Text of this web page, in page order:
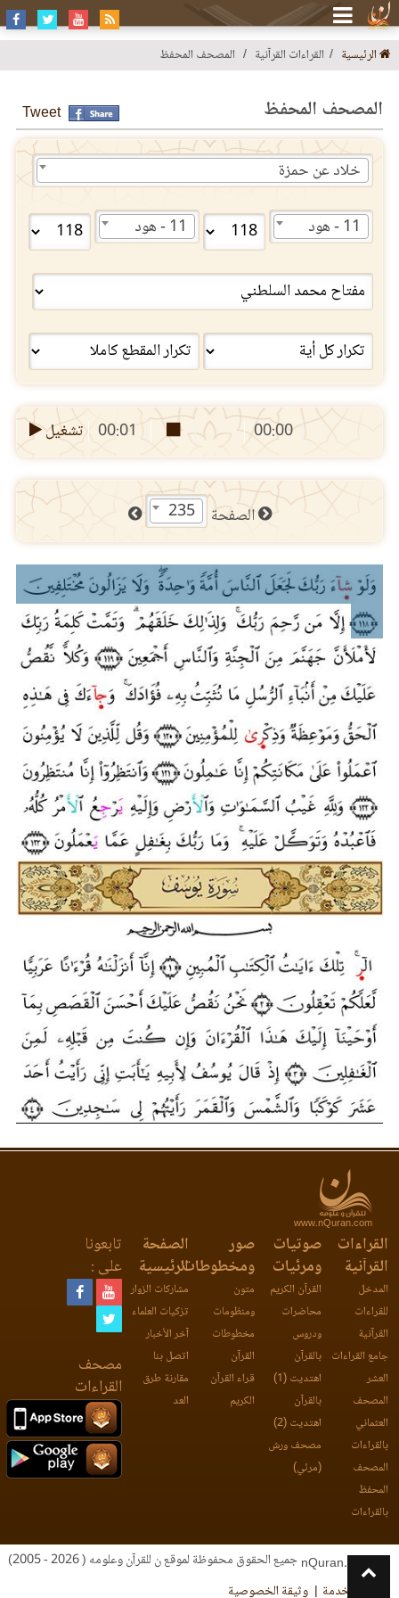
الرئيسية القراءات القرآنية المصحف المحفظ
المصحف المحفظ Tweet
خلاد عن حمزة
11 - هود 11 - هود
00:00
00:01 تشغيل
الصفحة 235
www.nQuran.com
القراءات
القرآنية
المدخل
للقراءات
القرآنية
جامع القراءات
العشر
المصحف
العثماني
بالقراءات
المصحف
المحفظ
بالقراءات
صوتيات
ومرئيات
القرآن الكريم
محاضرات
ودروس
بالقرآن
اهتديت (1)
بالقرآن
اهتديت (2)
مصحف ورش
(مرئي)
صور
ومخطوطات
متون
ومنظومات
مخطوطات
القرآن
قراء القرآن
الكريم
الصفحة
الرئيسية
مشاركات الزوار
تزكيات العلماء
آخر الأخبار
اتصل بنا
مقارنة طرق
العد
تابعونا
على :
مصحف
القراءات
جميع الحقوق محفوظة لموقع ن للقرآن وعلومه ( 2026 - 2005)
nQuran.com
اتفاقية الخدمة
وثيقة الخصوصية